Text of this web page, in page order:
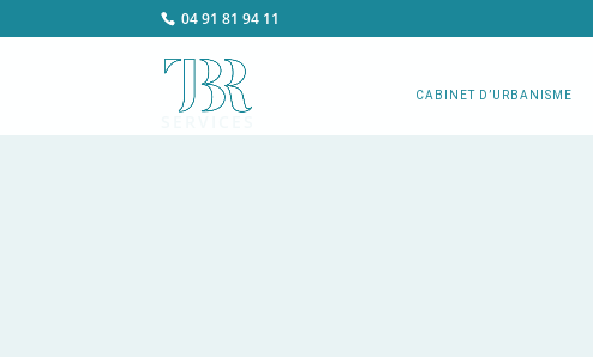
04 91 81 94 11
CABINET D’URBANISME